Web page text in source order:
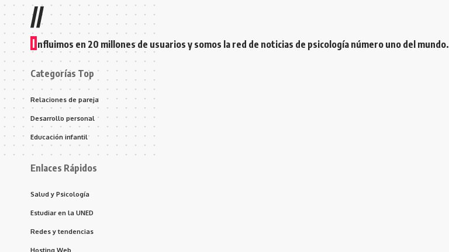
//
I nfluimos en 20 millones de usuarios y somos la red de noticias de psicología número uno del mundo.
Categorías Top
Relaciones de pareja
Desarrollo personal
Educación infantil
Enlaces Rápidos
Salud y Psicología
Estudiar en la UNED
Redes y tendencias
Hosting Web